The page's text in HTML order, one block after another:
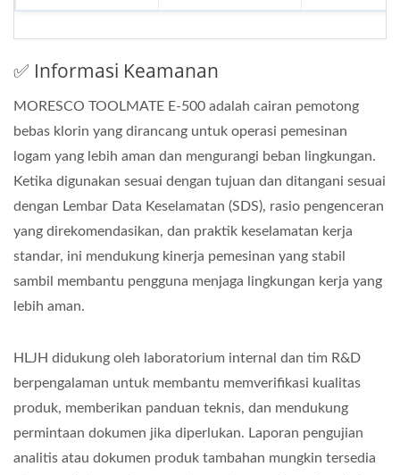
✅ Informasi Keamanan
MORESCO TOOLMATE E-500 adalah cairan pemotong
bebas klorin yang dirancang untuk operasi pemesinan
logam yang lebih aman dan mengurangi beban lingkungan.
Ketika digunakan sesuai dengan tujuan dan ditangani sesuai
dengan Lembar Data Keselamatan (SDS), rasio pengenceran
yang direkomendasikan, dan praktik keselamatan kerja
standar, ini mendukung kinerja pemesinan yang stabil
sambil membantu pengguna menjaga lingkungan kerja yang
lebih aman.
HLJH didukung oleh laboratorium internal dan tim R&D
berpengalaman untuk membantu memverifikasi kualitas
produk, memberikan panduan teknis, dan mendukung
permintaan dokumen jika diperlukan. Laporan pengujian
analitis atau dokumen produk tambahan mungkin tersedia